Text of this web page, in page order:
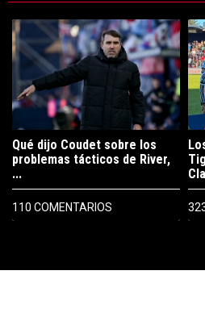
Un artículo de tendencia con el título
Qué dijo Coudet sobre los
problemas tácticos de River,
...
110 COMENTARIOS
Un